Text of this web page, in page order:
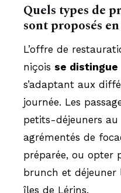
Quels types de
sont proposés
L’offre de
niçois se
s’adaptant aux
journée. Les
petits-déjeuners
agrémentés de
préparée, ou opter
brunch et déjeuner
îles de Lérins.